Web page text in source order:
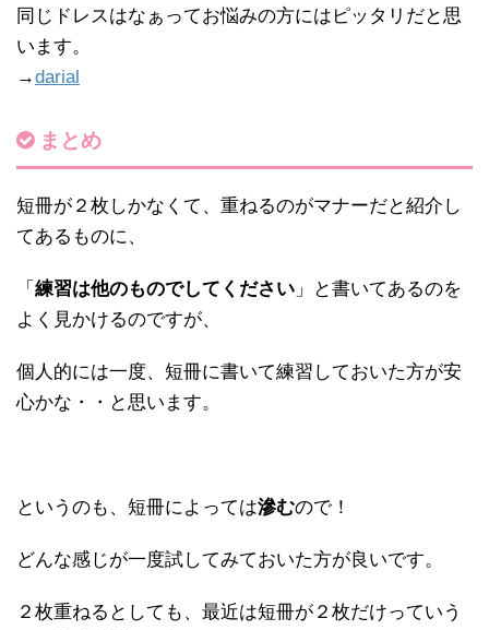
同じドレスはなぁってお悩みの方にはピッタリだと思
います。
→darial
まとめ
短冊が２枚しかなくて、重ねるのがマナーだと紹介し
てあるものに、
「 練習は他のものでしてください 」と書いてあるのを
よく見かけるのですが、
個人的には一度、短冊に書いて練習しておいた方が安
心かな・・と思います。
というのも、短冊によっては滲むので！
どんな感じが一度試してみておいた方が良いです。
２枚重ねるとしても、最近は短冊が２枚だけっていう